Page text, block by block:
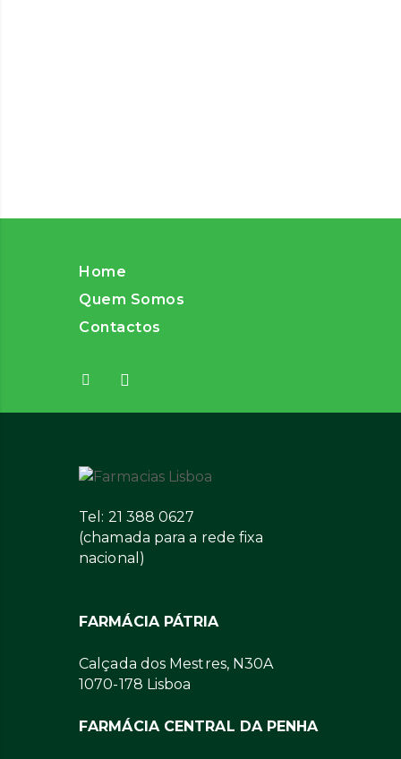
Home
Quem Somos
Contactos
Tel: 21 388 0627
(chamada para a rede fixa
nacional)
FARMÁCIA PÁTRIA
Calçada dos Mestres, N30A
1070-178 Lisboa
FARMÁCIA CENTRAL DA PENHA